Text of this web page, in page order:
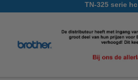
TN-325 serie hc